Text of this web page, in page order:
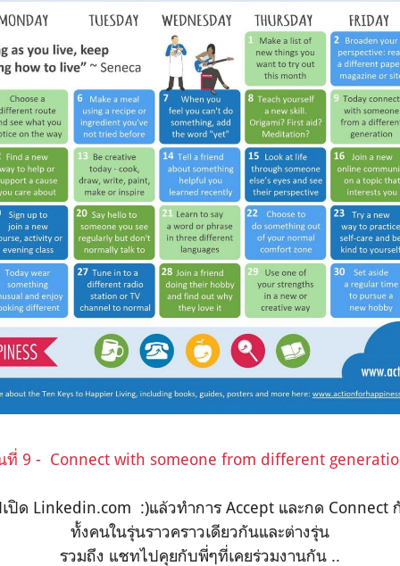
ที่ 9 - Connect with someone from different
ปิด Linkedin.com :)แล้วทำการ Accept และกด Connect
ทั้งคนในรุ่นราวคราวเดียวกันและต่างรุ่น
รวมถึง แชทไปคุยกับพี่ๆที่เคยร่วมงานกัน ..